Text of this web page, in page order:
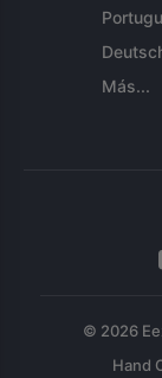
Más...
© 2026